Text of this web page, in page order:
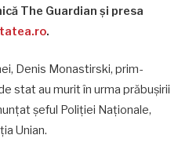
The Guardian și presa
.
Denis Monastirski, prim-
stat au murit în urma prăbușirii
șeful Poliției Naționale,
Unian.